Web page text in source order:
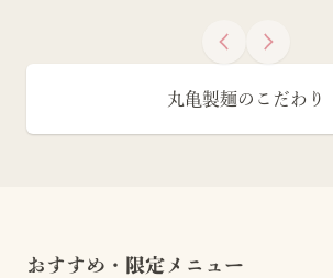
丸亀製麺のこだわり
おすすめ・限定メニュー